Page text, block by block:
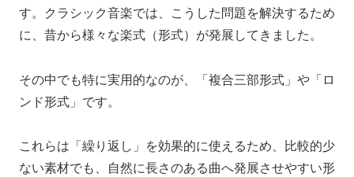
す。クラシック音楽では、こうした問題を解決するため
に、昔から様々な楽式（形式）が発展してきました。
その中でも特に実用的なのが、「複合三部形式」や「ロ
ンド形式」です。
これらは「繰り返し」を効果的に使えるため、比較的少
ない素材でも、自然に長さのある曲へ発展させやすい形